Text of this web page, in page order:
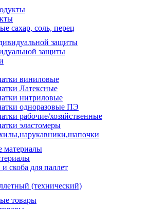
сахар, соль, перец
защиты
защиты
виниловые
Латексные
нитриловые
одноразовые ПЭ
рабочие/хозяйственные
эластомеры
материалы
скоба для паллет
(технический)
товары